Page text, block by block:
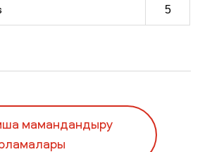
5
мамандандыру